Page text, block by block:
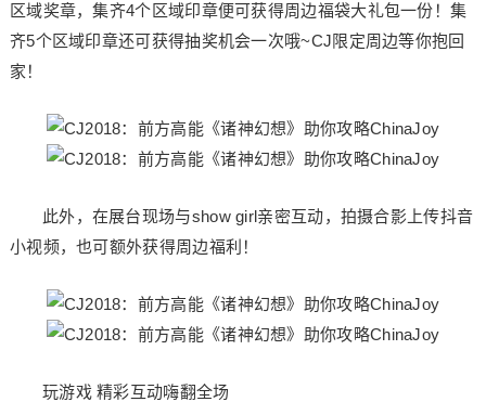
区域奖章，集齐4个区域印章便可获得周边福袋大礼包一份！集
齐5个区域印章还可获得抽奖机会一次哦~CJ限定周边等你抱回
家！
此外，在展台现场与show girl亲密互动，拍摄合影上传抖音
小视频，也可额外获得周边福利！
玩游戏 精彩互动嗨翻全场